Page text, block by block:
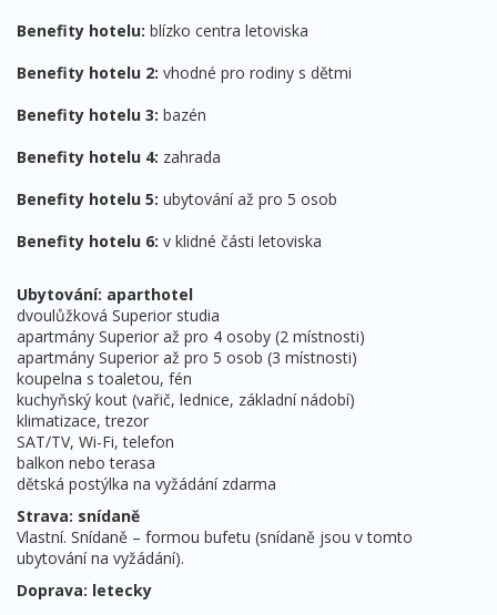
Benefity hotelu: blízko centra letoviska
Benefity hotelu 2: vhodné pro rodiny s dětmi
Benefity hotelu 3: bazén
Benefity hotelu 4: zahrada
Benefity hotelu 5: ubytování až pro 5 osob
Benefity hotelu 6: v klidné části letoviska
Ubytování: aparthotel
dvoulůžková Superior studia
apartmány Superior až pro 4 osoby (2 místnosti)
apartmány Superior až pro 5 osob (3 místnosti)
koupelna s toaletou, fén
kuchyňský kout (vařič, lednice, základní nádobí)
klimatizace, trezor
SAT/TV, Wi-Fi, telefon
balkon nebo terasa
dětská postýlka na vyžádání zdarma
Strava: snídaně
Vlastní. Snídaně – formou bufetu (snídaně jsou v tomto
ubytování na vyžádání).
Doprava: letecky